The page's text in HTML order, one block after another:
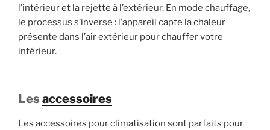
l’intérieur et la rejette à l’extérieur. En mode chauffage,
le processus s’inverse : l’appareil capte la chaleur
présente dans l’air extérieur pour chauffer votre
intérieur.
Lesaccessoires
Les accessoires pour climatisation sont parfaits pour